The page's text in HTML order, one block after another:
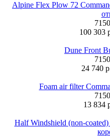
Alpine Flex Plow 72
100 303
Dune Front
24 740
Foam air filter
13 834
Half Windshield (non-